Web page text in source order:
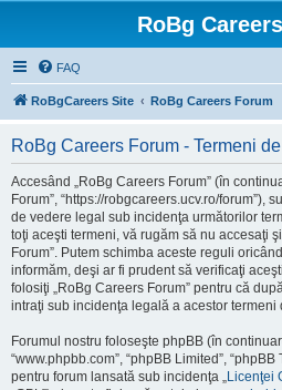
RoBg
FAQ
RoBgCareers Site RoBg Careers Forum
RoBg Careers Forum - Termeni
Accesând „RoBg Careers Forum” (în
Forum”, “https://robgcareers.ucv.ro/forum”),
de vedere legal sub incidenţa următorilor
toţi aceşti termeni, vă rugăm să nu accesaţi
Forum”. Putem schimba aceste reguli
informăm, deşi ar fi prudent să verificaţi
folosiţi „RoBg Careers Forum” pentru că
intraţi sub incidenţa legală a acestor
Forumul nostru foloseşte phpBB (în
“www.phpbb.com”, “phpBB Limited”,
pentru forum lansată sub incidenţa „Licenţei